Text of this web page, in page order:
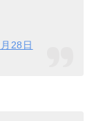
28日